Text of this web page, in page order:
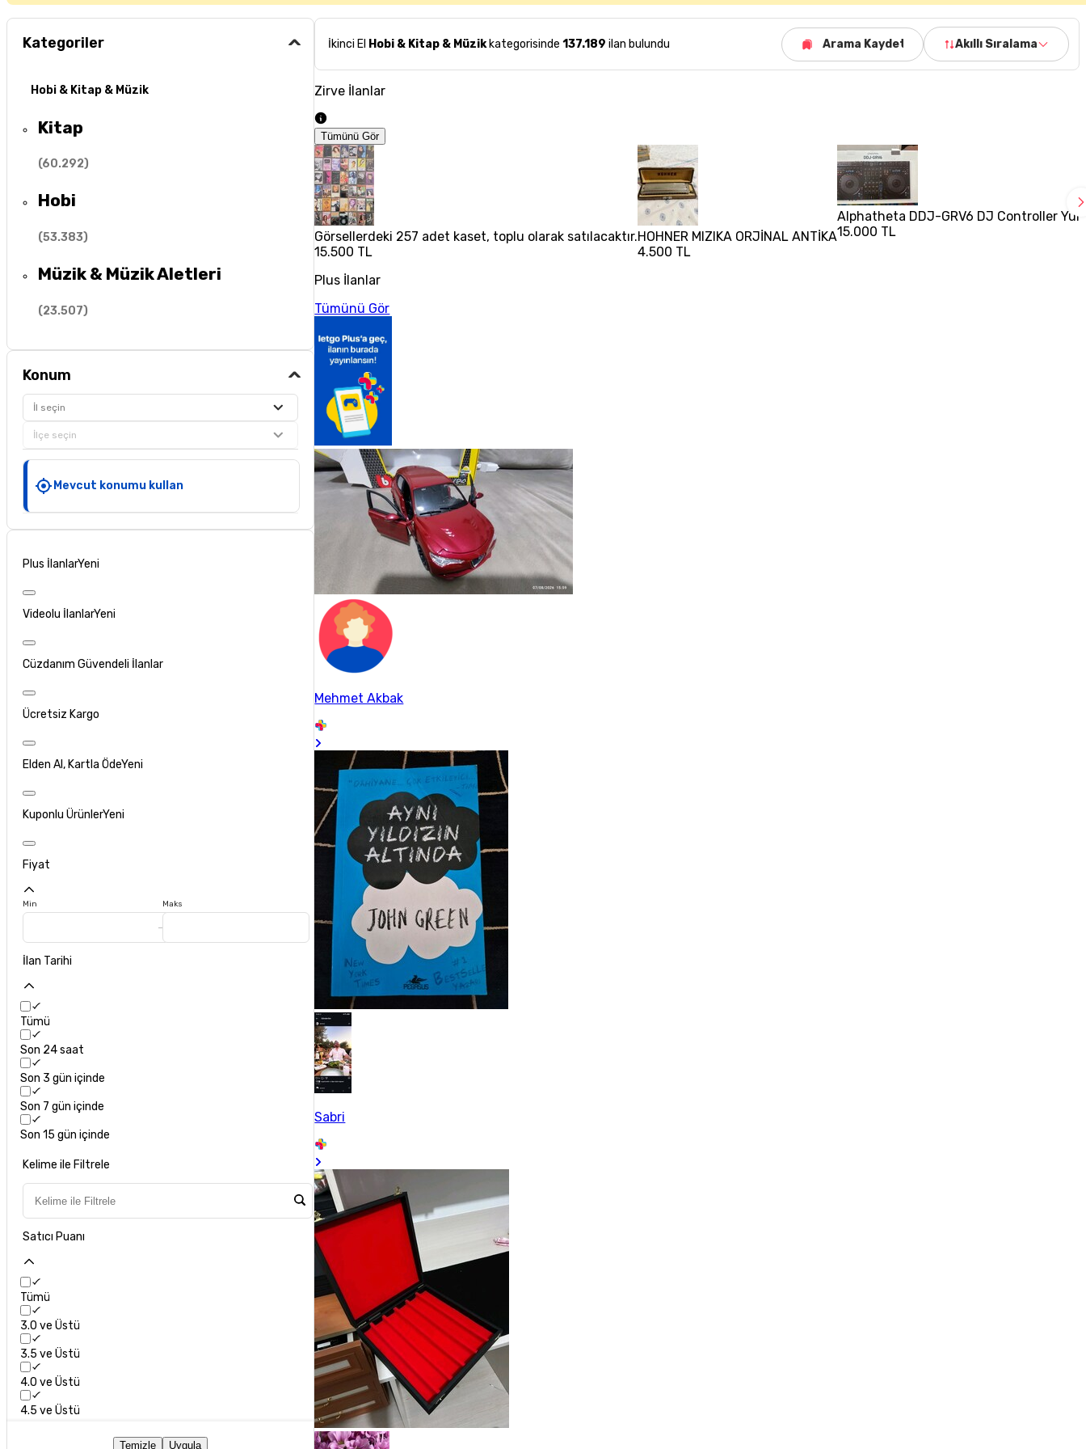
Kategoriler
Hobi & Kitap & Müzik
Kitap
(60.292)
Hobi
(53.383)
Müzik & Müzik Aletleri
(23.507)
Konum
İl seçin
İlçe seçin
Mevcut konumu kullan
Plus İlanlarYeni
Videolu İlanlarYeni
Cüzdanım Güvendeli İlanlar
Ücretsiz Kargo
Elden Al, Kartla ÖdeYeni
Kuponlu ÜrünlerYeni
Fiyat
Min Maks
İlan Tarihi
Tümü
Son 24 saat
Son 3 gün içinde
Son 7 gün içinde
Son 15 gün içinde
Kelime ile Filtrele
Satıcı Puanı
Tümü
3.0 ve Üstü
3.5 ve Üstü
4.0 ve Üstü
4.5 ve Üstü
Temizle Uygula
İkinci El Hobi & Kitap & Müzikkategorisinde 137.189 ilan bulundu Arama Kaydet Akıllı Sıralama
Zirve İlanlar
Tümünü Gör
Görsellerdeki 257 adet kaset, toplu olarak satılacaktır.
15.500 TL
HOHNER MIZIKA ORJİNAL ANTİKA
4.500 TL
Alphatheta DDJ-GRV6 DJ Controller
15.000 TL
Plus İlanlar
Tümünü Gör
Mehmet Akbak
Sabri